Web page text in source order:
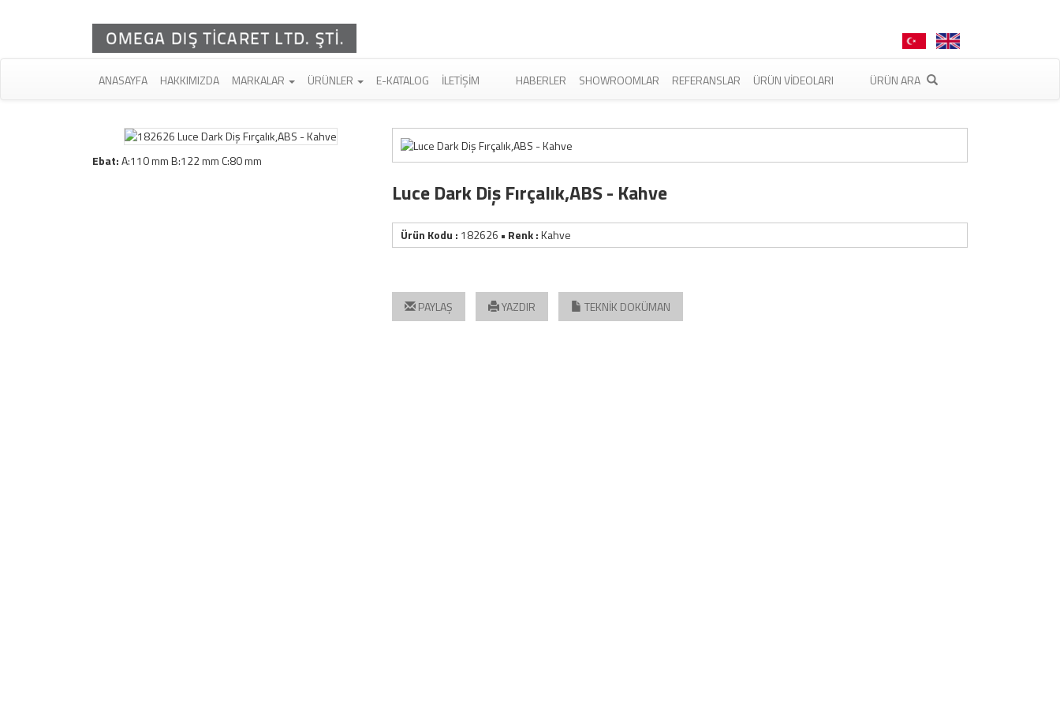
ANASAYFA HAKKIMIZDA MARKALAR ÜRÜNLER E-KATALOG İLETIŞIM HABERLER SHOWROOMLAR REFERANSLAR ÜRÜN VIDEOLARI ÜRÜN ARA
Ebat:A:110 mm B:122 mm C:80 mm
Luce Dark Diş Fırçalık,ABS - Kahve
Ürün Kodu : 182626 • Renk :Kahve
PAYLAŞ YAZDIR TEKNİK DOKÜMAN